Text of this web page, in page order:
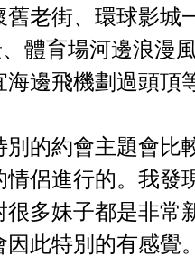
舊老街、環球影城
體育場河邊浪漫
邊飛機劃過頭頂
別的約會主題會比
情侶進行的。我發
很多妹子都是非常
此特別的有感覺。